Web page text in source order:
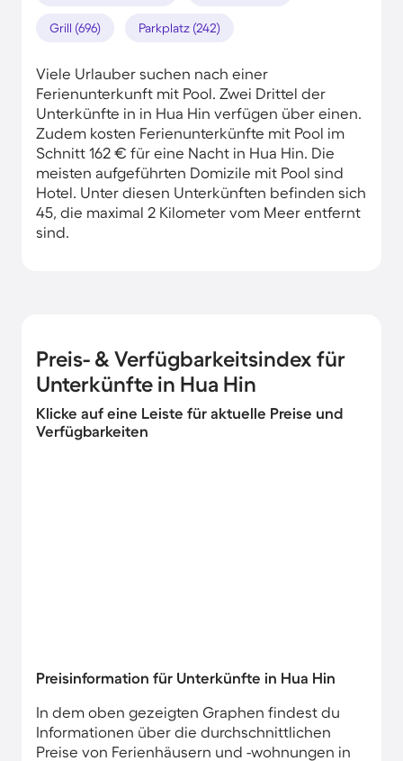
Grill (696) Parkplatz (242)
Viele Urlauber suchen nach einer
Ferienunterkunft mit Pool. Zwei Drittel der
Unterkünfte in in Hua Hin verfügen über einen.
Zudem kosten Ferienunterkünfte mit Pool im
Schnitt 162 € für eine Nacht in Hua Hin. Die
meisten aufgeführten Domizile mit Pool sind
Hotel. Unter diesen Unterkünften befinden sich
45, die maximal 2 Kilometer vom Meer entfernt
sind.
Preis- & Verfügbarkeitsindex für
Unterkünfte in Hua Hin
Klicke auf eine Leiste für aktuelle Preise und
Verfügbarkeiten
Preisinformation für Unterkünfte in Hua Hin
In dem oben gezeigten Graphen findest du
Informationen über die durchschnittlichen
Preise von Ferienhäusern und -wohnungen in